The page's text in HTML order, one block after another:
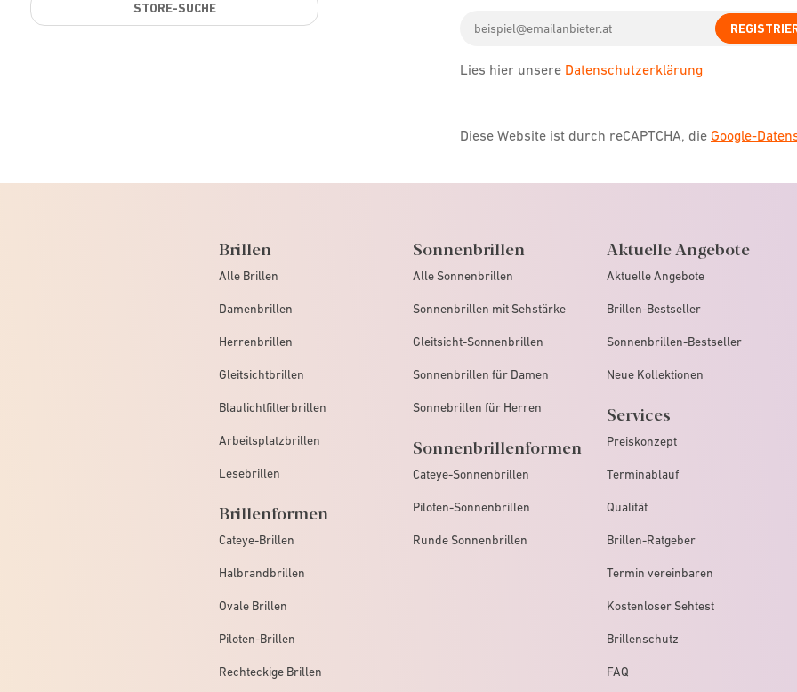
STORE-SUCHE
address
Lies hier unsere Datenschutzerklärung
Diese Website ist durch reCAPTCHA, die Google-
Brillen
Alle Brillen
Damenbrillen
Herrenbrillen
Gleitsichtbrillen
Blaulichtfilterbrillen
Arbeitsplatzbrillen
Lesebrillen
Brillenformen
Cateye-Brillen
Halbrandbrillen
Ovale Brillen
Piloten-Brillen
Rechteckige Brillen
Sonnenbrillen
Alle Sonnenbrillen
Sonnenbrillen mit Sehstärke
Gleitsicht-Sonnenbrillen
Sonnenbrillen für Damen
Sonnebrillen für Herren
Sonnenbrillenformen
Cateye-Sonnenbrillen
Piloten-Sonnenbrillen
Runde Sonnenbrillen
Aktuelle Angebote
Aktuelle Angebote
Brillen-Bestseller
Sonnenbrillen-Bestseller
Neue Kollektionen
Services
Preiskonzept
Terminablauf
Qualität
Brillen-Ratgeber
Termin vereinbaren
Kostenloser Sehtest
Brillenschutz
FAQ